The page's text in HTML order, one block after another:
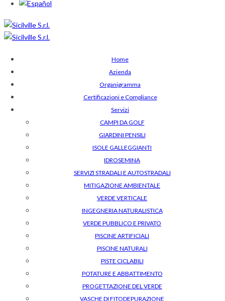
Home
Azienda
Organigramma
Certificazioni e Compliance
Servizi
CAMPI DA GOLF
GIARDINI PENSILI
ISOLE GALLEGGIANTI
IDROSEMINA
SERVIZI STRADALI E AUTOSTRADALI
MITIGAZIONE AMBIENTALE
VERDE VERTICALE
INGEGNERIA NATURALISTICA
VERDE PUBBLICO E PRIVATO
PISCINE ARTIFICIALI
PISCINE NATURALI
PISTE CICLABILI
POTATURE E ABBATTIMENTO
PROGETTAZIONE DEL VERDE
VASCHE DI FITODEPURAZIONE